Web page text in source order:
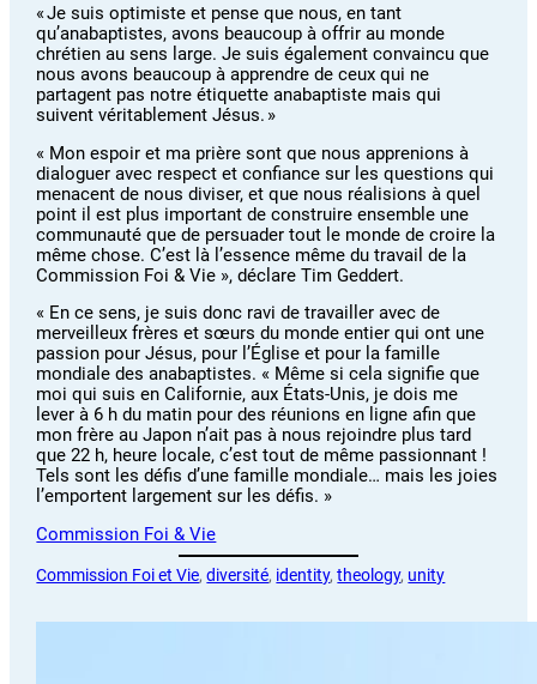
« Je suis optimiste et pense que nous, en tant
qu’anabaptistes, avons beaucoup à offrir au monde
chrétien au sens large. Je suis également convaincu que
nous avons beaucoup à apprendre de ceux qui ne
partagent pas notre étiquette anabaptiste mais qui
suivent véritablement Jésus. »
« Mon espoir et ma prière sont que nous apprenions à
dialoguer avec respect et confiance sur les questions qui
menacent de nous diviser, et que nous réalisions à quel
point il est plus important de construire ensemble une
communauté que de persuader tout le monde de croire la
même chose. C’est là l’essence même du travail de la
Commission Foi & Vie », déclare Tim Geddert.
« En ce sens, je suis donc ravi de travailler avec de
merveilleux frères et sœurs du monde entier qui ont une
passion pour Jésus, pour l’Église et pour la famille
mondiale des anabaptistes. « Même si cela signifie que
moi qui suis en Californie, aux États-Unis, je dois me
lever à 6 h du matin pour des réunions en ligne afin que
mon frère au Japon n’ait pas à nous rejoindre plus tard
que 22 h, heure locale, c’est tout de même passionnant !
Tels sont les défis d’une famille mondiale… mais les joies
l’emportent largement sur les défis. »
Commission Foi & Vie
Commission Foi et Vie, diversité, identity, theology, unity